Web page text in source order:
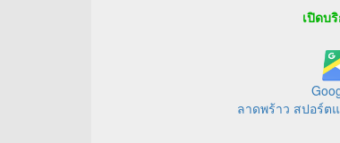
เปิดบ
ลาดพร้าว สปอร์ต